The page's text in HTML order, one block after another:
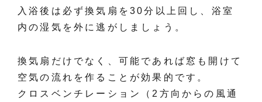
入浴後は必ず換気扇を30分以上回し、浴室
内の湿気を外に逃がしましょう。
換気扇だけでなく、可能であれば窓も開けて
空気の流れを作ることが効果的です。
クロスベンチレーション（2方向からの風通